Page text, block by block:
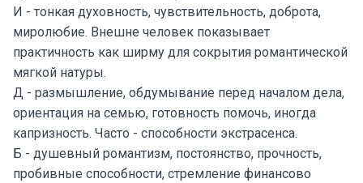
И - тонкая духовность, чувствительность, доброта,
миролюбие. Внешне человек показывает
практичность как ширму для сокрытия романтической
мягкой натуры.
Д - размышление, обдумывание перед началом дела,
ориентация на семью, готовность помочь, иногда
капризность. Часто - способности экстрасенса.
Б - душевный романтизм, постоянство, прочность,
пробивные способности, стремление финансово